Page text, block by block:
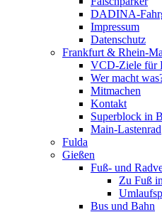
DADINA-
Impressum
Datenschutz
Frankfurt & Rhein-
VCD-Ziele für
Wer macht
Mitmachen
Kontakt
Superblock in
Main-Lastenrad
Fulda
Gießen
Fuß- und
Zu Fuß
Bus und Bahn